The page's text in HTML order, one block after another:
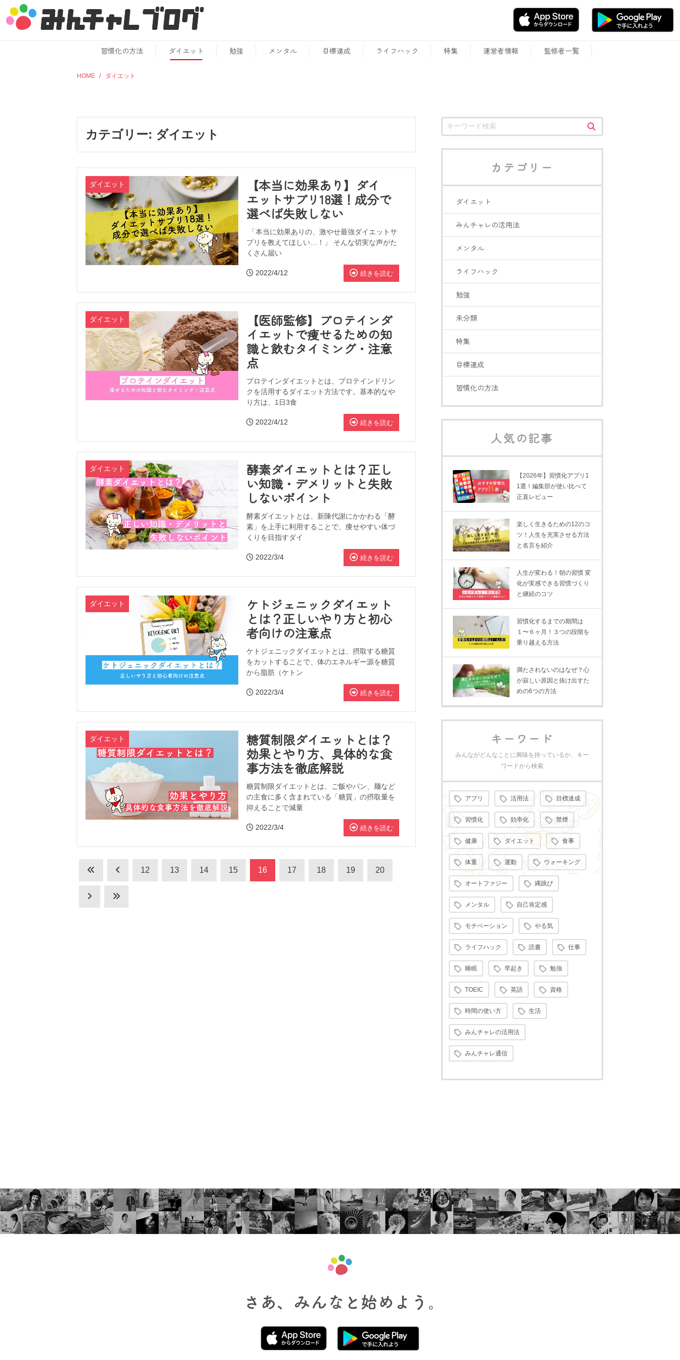
習慣化の方法 ダイエット 勉強 メンタル 目標達成 ライフハック 特集 運営者情報 監修者一覧
HOME ダイエット
カテゴリー: ダイエット
ダイエット
【本当に効果あり】ダイ
エットサプリ18選！成分で
選べば失敗しない
「本当に効果ありの、激やせ最強ダイエットサ
プリを教えてほしい…！」 そんな切実な声がた
くさん届い
2022/4/12 続きを読む
ダイエット
【医師監修】プロテインダ
イエットで痩せるための知
識と飲むタイミング・注意
点
プロテインダイエットとは、プロテインドリン
クを活用するダイエット方法です。基本的なや
り方は、1日3食
2022/4/12 続きを読む
ダイエット
酵素ダイエットとは？正し
い知識・デメリットと失敗
しないポイント
酵素ダイエットとは、新陳代謝にかかわる「酵
素」を上手に利用することで、痩せやすい体づ
くりを目指すダイ
2022/3/4 続きを読む
ダイエット
ケトジェニックダイエット
とは？正しいやり方と初心
者向けの注意点
ケトジェニックダイエットとは、摂取する糖質
をカットすることで、体のエネルギー源を糖質
から脂肪（ケトン
2022/3/4 続きを読む
ダイエット
糖質制限ダイエットとは？
効果とやり方、具体的な食
事方法を徹底解説
糖質制限ダイエットとは、ご飯やパン、麺など
の主食に多く含まれている「糖質」の摂取量を
抑えることで減量
2022/3/4 続きを読む
12 13 14 15 16 17 18 19 20
カテゴリー
ダイエット
みんチャレの活用法
メンタル
ライフハック
勉強
未分類
特集
目標達成
習慣化の方法
人気の記事
【2026年】習慣化アプリ1
1選！編集部が使い比べて
正直レビュー
楽しく生きるための12のコ
ツ！人生を充実させる方法
と名言を紹介
人生が変わる！朝の習慣 変
化が実感できる習慣づくり
と継続のコツ
習慣化するまでの期間は
１〜６ヶ月！３つの段階を
乗り越える方法
満たされないのはなぜ？心
が寂しい原因と抜け出すた
めの6つの方法
キーワード
みんながどんなことに興味を持っているか、キー
ワードから検索
アプリ 活用法 目標達成
習慣化 効率化 禁煙
健康 ダイエット 食事
体重 運動 ウォーキング
オートファジー 縄跳び
メンタル 自己肯定感
モチベーション やる気
ライフハック 読書 仕事
睡眠 早起き 勉強
TOEIC 英語 資格
時間の使い方 生活
みんチャレの活用法
みんチャレ通信